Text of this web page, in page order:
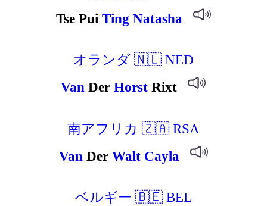
Tse Pui Ting Natasha
オランダ 🇳🇱 NED
Van DerHorst Rixt
南アフリカ 🇿🇦 RSA
Van Der Walt Cayla
ベルギー 🇧🇪 BEL